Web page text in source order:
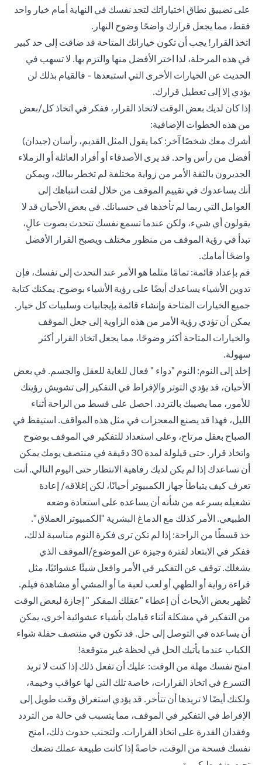
على تضييق نطاق اختياراتك لتجد نفسك في النهاية أمام خيار واحد
فقط، مما يجعل قرارك واضحًا وضوح النهار.
اتخذ القرار! يجب أن تكون خياراتك المتاحة قد ضاقت إلى حد كبير
في هذه المرحلة، لذا اختر الأفضل منها والتزم بها. لا تسهب في
الحديث عن الخيارات الأخرى التي استبعدها - فالقيام بذلك لن
يؤدي إلا إلى تعطيل قرارك.
إذا كان لديك بعض الوقت لاتخاذ القرار، ففكر في اتخاذ كل/بعض
من هذه الخطوات الإضافية:
أشرك معك شخصًا آخر: كما يقول المثل القديم، رأسان (جيدان)
أفضل من رأس واحد. قد يرى الأصدقاء أو أفراد العائلة أو الزملاء
الجديرون بالثقة الأمر من زواية مختلفة لم تخطر ببالك، ويمكن
أنك يساعدوك في تقييم الموقف من خلال لفت انتباهك إلى
العوامل التي ربما لم تأخذها في حسبانك. في بعض الأحيان قد لا
يقولون أي شيء، ولكن عندما تسمع نفسك تتحدث بصوت عالٍ،
تبدأ في رؤية الموقف من منظور مختلف ويصبح القرار الأفضل
واضحًا أمامك.
قم بإعداد قائمة: تمامًا مثلما هو الأمر عند التحدث إلى نفسك، فإن
تدوين الأشياء يساعدك أيضًا على رؤية الأشياء بوضوح. يمكنك كتابة
جميع الخيارات المتاحة وإنشاء قائمة بإيجابيات وسلبيات كل خيار.
يمكن أن تؤدي رؤية الأمر من هذه الزاوية إلى جعل الموقف
والخيارات المتاحة أكثر وضوحًا، مما يجعل اتخاذ القرار أكثر
سهولة.
إخلد إلى النوم: النوم "دواء " فعال للغاية للعقل والجسم. في بعض
الأحيان، قد يؤدي التوتر والإفراط في التفكير إلى تشويش رؤيتك
للأمور، مما يصيبك بالتردد. احصل على قسط من الراحة أثناء
الليل، فهذا قد يصنع المعجزات في مثل هذه المواقف. استيقظ في
الصباح بعقل مرتاح، وعلى استعداد للتفكير في الموقف بوضوح
واتخاذ قرار. حتى قيلولة لمدة 30 دقيقة في منتصف يومك يمكن
أن تساعدك إذا لم يكن لديك رفاهية الانتظار حتى اليوم التالي. أنت
تعرف كيف يتباطأ جهاز الكمبيوتر أحيانًا، لكن إغلاقه/ إعادة
تشغيله بسرعه من شأنه أن يساعده على استعادة وضعه
الطبيعي. الأمر كذلك مع الدماغ البشرية "الكمبيوتر العملاق ".
خذ قسطًا من الراحة: إذا لم تكن ترى فكرة النوم مناسبة لذلك،
ففكر في الابتعاد لفترة وجيزة عن الموضوع/الموقف الذي
يشغلك. توقف عن التفكير في الأمر وافعل شيئًا عشوائيًا، مثل
قراءة رواية أو الطهي أو لعب لعبة ما أو المشي أو مشاهدة فيلم.
تُظهر بعض الأبحاث أن إعطاء "عقلك المفكر " إجازة لبعض الوقت
من التفكير في مشكلة أثناء قيامك بأشياء عشوائية أخرى، يمكن
أن يساعده في التوصل إلى حل. قد تكون في منتصف حفلة شواء
الكباب عندما يأتيك الحل في لحظة غير متوقعة!
امنح نفسك مهلة من الوقت: عليك أن تفعل ذلك إذا كنت لا تريد
التسرع في اتخاذ القرارات، خاصة تلك التي لها عواقب وخيمة،
ولكنك أيضًا لا تريدها أن تتأخر. قد يؤدي استغراق وقت طويل إلى
الإفراط في التفكير في الموقف، مما يتسبب في حالة من التردد
وفقدان القدرة على اتخاذ القرارات. ولتجنب حدوث ذلك، امنح
نفسك فسحة من الوقت، خاصةً إذا كانت طبيعة عملك تضعك